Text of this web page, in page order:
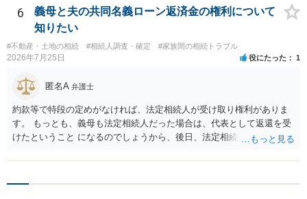
相続権がある可能性があります。
6
義母と夫の共同名義ローン返済金の権利について
知りたい
#不動産・土地の相続 #相続人調査・確定 #家族間の相続トラブル
2026年7月25日 役にたった 1
匿名A 弁護士
約款等で特段の定めがなければ、法定相続人が受け取り権利がありま
す。 もっとも、義母も法定相続人だった場合は、代表として返還を受
けたということ になるのでしょうから、後日、法定相続分に基づいて